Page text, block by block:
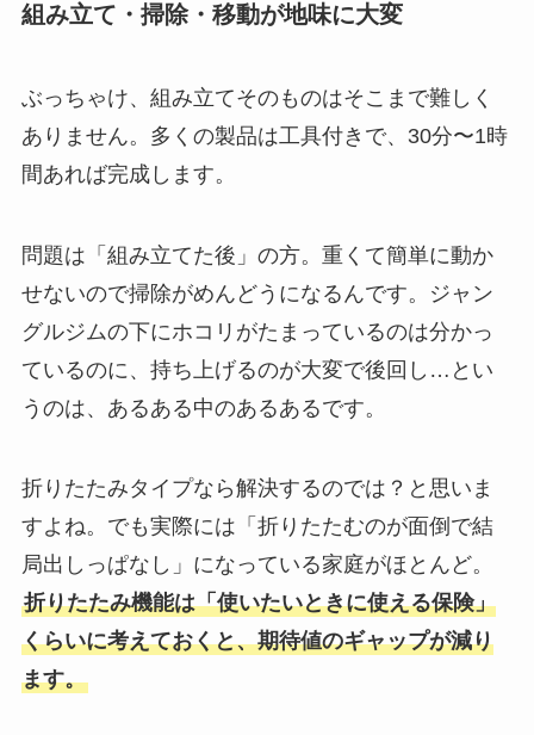
組み立て・掃除・移動が地味に大変
ぶっちゃけ、組み立てそのものはそこまで難しく
ありません。多くの製品は工具付きで、30分〜1時
間あれば完成します。
問題は「組み立てた後」の方。重くて簡単に動か
せないので掃除がめんどうになるんです。ジャン
グルジムの下にホコリがたまっているのは分かっ
ているのに、持ち上げるのが大変で後回し…とい
うのは、あるある中のあるあるです。
折りたたみタイプなら解決するのでは？と思いま
すよね。でも実際には「折りたたむのが面倒で結
局出しっぱなし」になっている家庭がほとんど。
折りたたみ機能は「使いたいときに使える保険」
くらいに考えておくと、期待値のギャップが減り
ます。